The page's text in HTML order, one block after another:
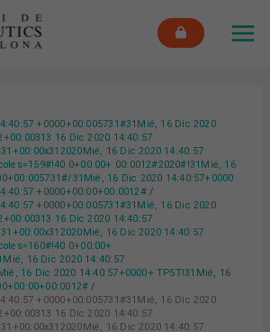
+0000+00:005731#31Mié, 16 Dic 2020
16 Dic 2020 14:40:57
16 Dic 2020 14:40:57
0+00:00+ 00:0012#2020#!31Mié, 16
31Mié, 16 Dic 2020 14:40:57+0000
+0000+00:00+00:0012#
+0000+00:005731#31Mié, 16 Dic 2020
16 Dic 2020 14:40:57
16 Dic 2020 14:40:57
0+00:00+
16 Dic 2020 14:40:57
16 Dic 2020 14:40:57+0000+ TP5T!31Mié, 16
+0000+00:005731#31Mié, 16 Dic 2020
16 Dic 2020 14:40:57
16 Dic 2020 14:40:57